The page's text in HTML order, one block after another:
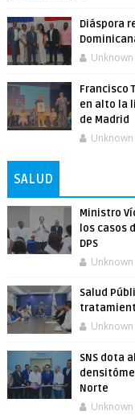
Diáspora
Unknown
Francisco
en alto la
de Madrid
Unknown
SALUD
Ministro
los casos
DPS
Unknown
Salud
Unknown
SNS dota
Norte
Unknown